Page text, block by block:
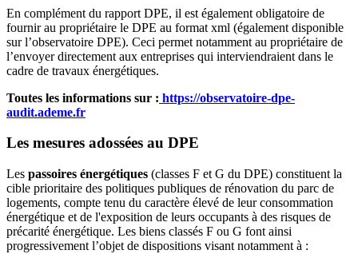
En complément du rapport DPE, il est également obligatoire de
fournir au propriétaire le DPE au format xml (également disponible
sur l’observatoire DPE). Ceci permet notamment au propriétaire de
l’envoyer directement aux entreprises qui interviendraient dans le
cadre de travaux énergétiques.
Toutes les informations sur : https://observatoire-dpe-
audit.ademe.fr
Les mesures adossées au DPE
Les passoires énergétiques (classes F et G du DPE) constituent la
cible prioritaire des politiques publiques de rénovation du parc de
logements, compte tenu du caractère élevé de leur consommation
énergétique et de l'exposition de leurs occupants à des risques de
précarité énergétique. Les biens classés F ou G font ainsi
progressivement l’objet de dispositions visant notamment à :